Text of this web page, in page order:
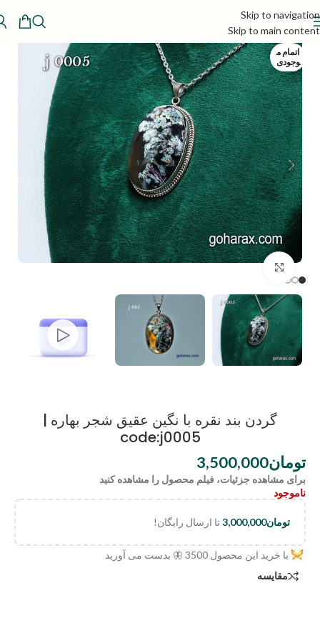
Skip to navigation
Skip to main content
اتمام م
وجودی
گردن بند نقره با نگین عقیق شجر بهاره |
code:j0005
تومان3,500,000
برای مشاهده جزئیات، فیلم محصول را مشاهده کنید
ناموجود
تومان3,000,000تا ارسال رایگان!
با خرید این محصول 3500 🦋 بدست می آورید
مقایسه